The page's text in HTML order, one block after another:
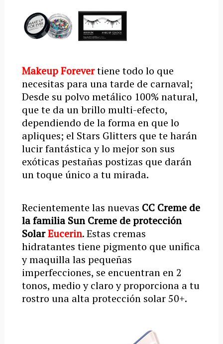
Makeup Forevertiene todo lo que
necesitas para una tarde de carnaval;
Desde supolvo metálico 100% natural,
que te daun brillo multi-efecto,
dependiendo de la forma en que lo
apliques; el Stars Glitters que te harán
lucir fantástica y lo mejor son sus
exóticas pestañas postizas que darán
un toque único a tu mirada.
Recientemente las nuevas CC Creme de
la familia Sun Creme de protección
SolarEucerin. Estas cremas
hidratantes tiene pigmento que unifica
y maquilla las pequeñas
imperfecciones, se encuentran en 2
tonos, medio y claro y proporciona a tu
rostro una alta protección solar 50+.